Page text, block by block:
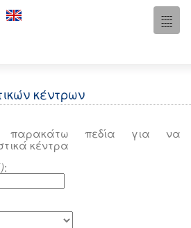
----
----
----
----
κέντρων
παρακάτω πεδία για να
κέντρα
: